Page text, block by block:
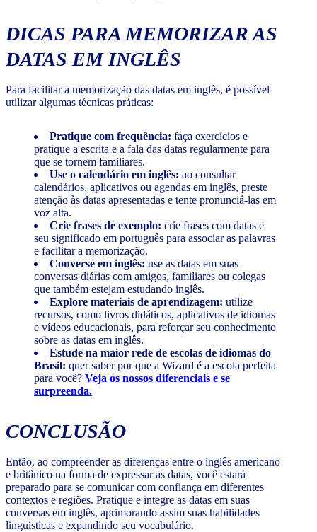
DICAS PARA MEMORIZAR AS
DATAS EM INGLÊS
Para facilitar a memorização das datas em inglês, é possível
utilizar algumas técnicas práticas:
Pratique com frequência: faça exercícios e
pratique a escrita e a fala das datas regularmente para
que se tornem familiares.
Use o calendário em inglês: ao consultar
calendários, aplicativos ou agendas em inglês, preste
atenção às datas apresentadas e tente pronunciá-las em
voz alta.
Crie frases de exemplo: crie frases com datas e
seu significado em português para associar as palavras
e facilitar a memorização.
Converse em inglês: use as datas em suas
conversas diárias com amigos, familiares ou colegas
que também estejam estudando inglês.
Explore materiais de aprendizagem: utilize
recursos, como livros didáticos, aplicativos de idiomas
e vídeos educacionais, para reforçar seu conhecimento
sobre as datas em inglês.
Estude na maior rede de escolas de idiomas do
Brasil: quer saber por que a Wizard é a escola perfeita
para você? Veja os nossos diferenciais e se
surpreenda.
CONCLUSÃO
Então, ao compreender as diferenças entre o inglês americano
e britânico na forma de expressar as datas, você estará
preparado para se comunicar com confiança em diferentes
contextos e regiões. Pratique e integre as datas em suas
conversas em inglês, aprimorando assim suas habilidades
linguísticas e expandindo seu vocabulário.